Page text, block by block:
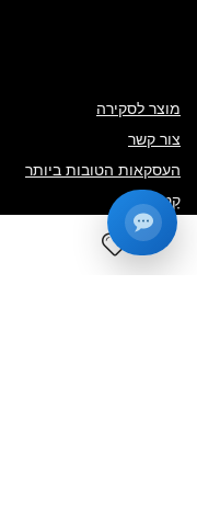
מוצר לסקירה
צור קשר
העסקאות הטובות ביותר
קָטָלוֹג